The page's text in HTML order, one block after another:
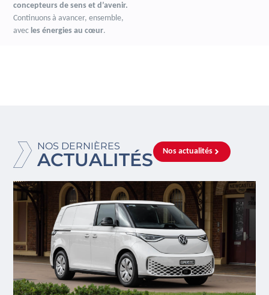
concepteurs de sens et d’avenir.
Continuons à avancer, ensemble,
avec les énergies au cœur.
NOS DERNIÈRES
ACTUALITÉS Nos actualités